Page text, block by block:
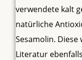
verwendete kalt
natürliche
Sesamolin.
Literatur